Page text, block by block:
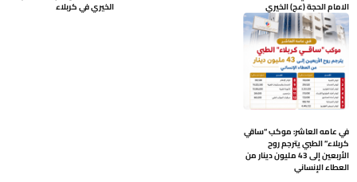
الامام الحجة (عج) الخيري الخيري في كربلاء
في عامه العاشر: موكب “ساقي
كربلاء” الطبي يترجم روح
الأربعين إلى 43 مليون دينار من
العطاء الإنساني